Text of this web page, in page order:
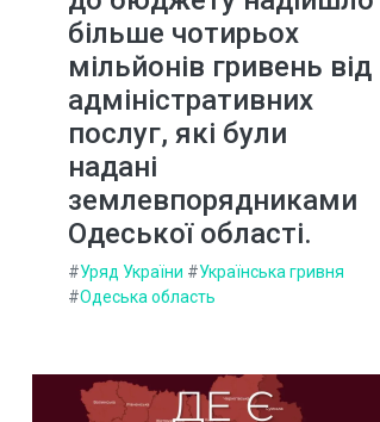
більше чотирьох
мільйонів гривень від
адміністративних
послуг, які були
надані
землевпорядниками
Одеської області.
#Уряд України #Українська гривня
#Одеська область